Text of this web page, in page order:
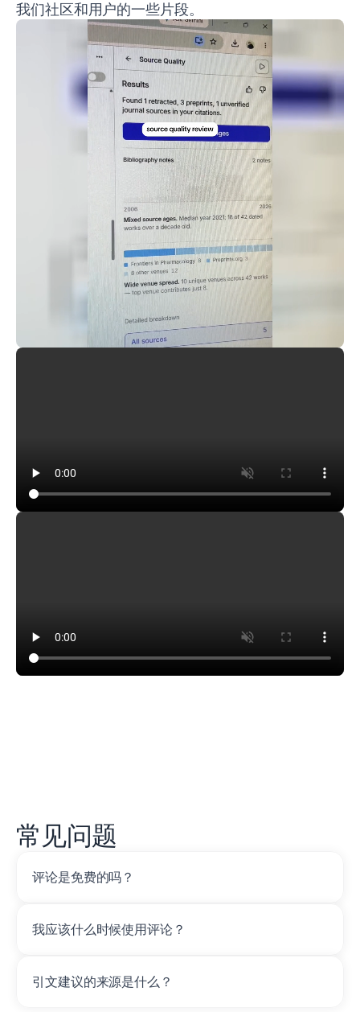
我们社区和用户的一些片段。
常见问题
评论是免费的吗？
我应该什么时候使用评论？
引文建议的来源是什么？